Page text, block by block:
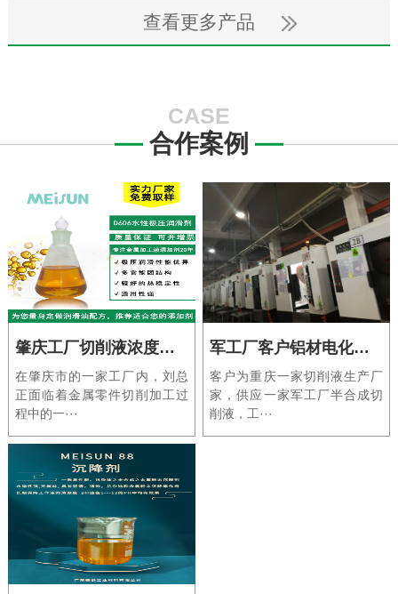
查看更多产品
CASE
合作案例
肇庆工厂切削液浓度调整显成效，专业解决不锈钢加工断刀难题
在肇庆市的一家工厂内，刘总
正面临着金属零件切削加工过
程中的一···
军工厂客户铝材电化学腐蚀案例分享
客户为重庆一家切削液生产厂
家，供应一家军工厂半合成切
削液，工···